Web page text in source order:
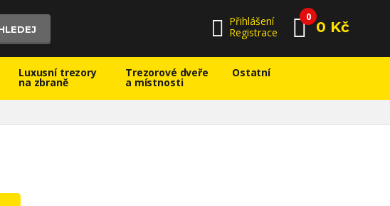
Přihlášení
Registrace
0
0 Kč
Luxusní trezory
na zbraně
Trezorové dveře
a místnosti
Ostatní